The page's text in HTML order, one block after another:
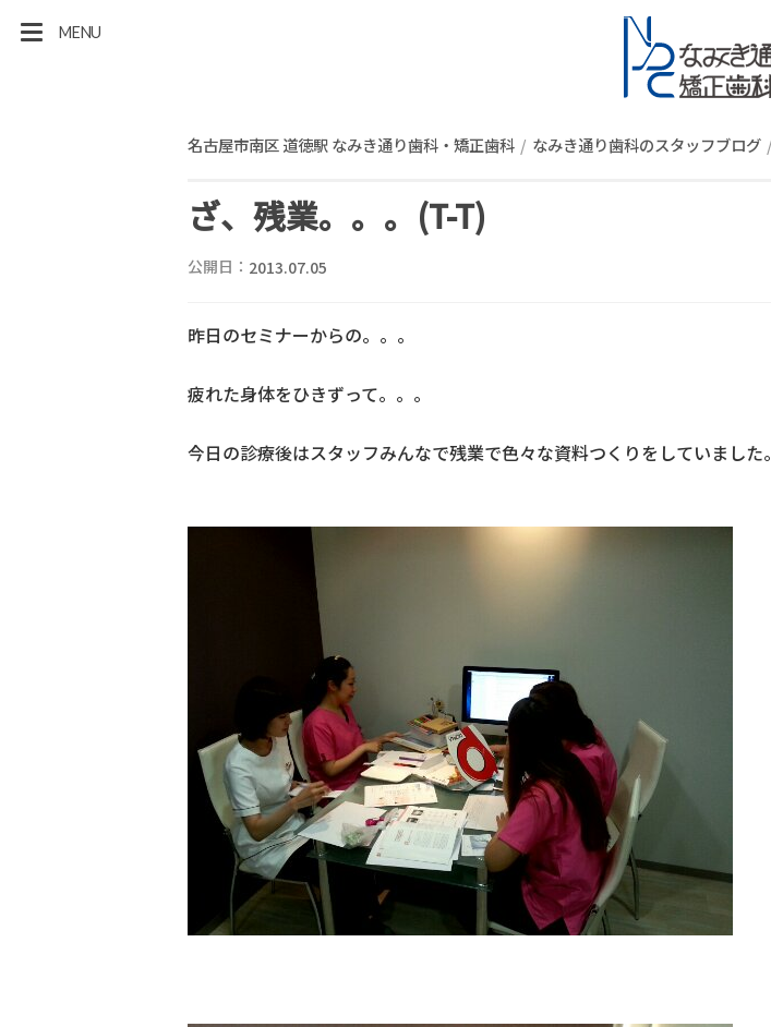
MENU
名古屋市南区 道徳駅 なみき通り歯科・矯正歯科 なみき通り歯科のスタッフブログ
ざ、残業。。。(T-T)
公開日： 2013.07.05
昨日のセミナーからの。。。
疲れた身体をひきずって。。。
今日の診療後はスタッフみんなで残業で色々な資料つくりをしていました。